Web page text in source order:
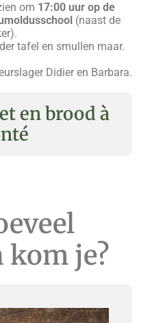
om 17:00 uur op de
(naast de
tafel en smullen maar.
Didier en Barbara.
en brood à
kom je?